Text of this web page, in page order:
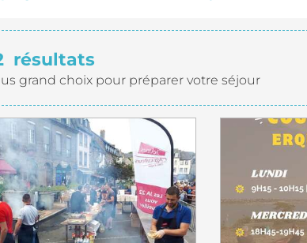
résultats
grand choix pour préparer votre séjour